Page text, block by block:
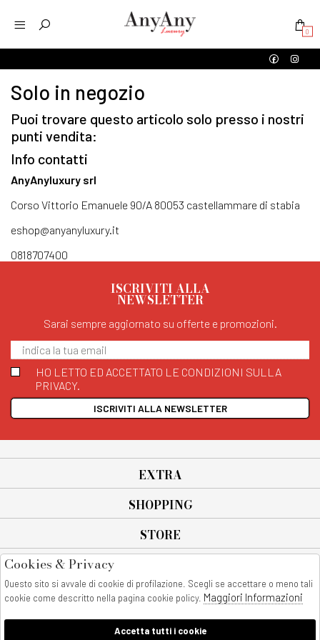
0
Solo in negozio
Puoi trovare questo articolo solo presso i nostri
punti vendita:
Info contatti
AnyAnyluxury srl
Corso Vittorio Emanuele 90/A 80053 castellammare di stabia
eshop@anyanyluxury.it
0818707400
ISCRIVITI ALLA
NEWSLETTER
Sarai sempre aggiornato su offerte e promozioni.
HO LETTO ED ACCETTATO LE CONDIZIONI SULLA
PRIVACY.
ISCRIVITI ALLA NEWSLETTER
EXTRA
SHOPPING
STORE
All rights reserved - © Copyright 2026
AnyAnyluxury srl - Sede Legale: Corso Vittorio Emanuele 90/A - 80053
castellammare di stabia - Italia
Cookies & Privacy
Questo sito si avvale di cookie di profilazione. Scegli se accettare o meno tali
cookie come descritto nella pagina cookie policy. Maggiori Informazioni
Accetta tutti i cookie